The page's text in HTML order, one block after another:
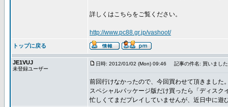
詳しくはこちらをご覧ください。
http://www.pc88.gr.jp/vashoot/
トップに戻る
JE1VUJ
未登録ユーザー
日時: 2012/01/02 (Mon) 09:46 記事の件名: 買いました
前回行けなかったので、今回買わせて頂きました
スペシャルパッケージ版だけ買ったら「ディス
忙しくてまだプレイしていませんが、近日中に遊